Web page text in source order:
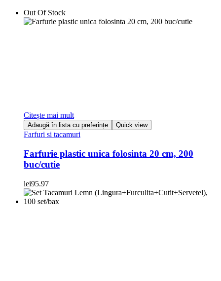
Out Of Stock
Citește mai mult
Adaugă în lista cu preferințe Quick view
Farfuri si tacamuri
Farfurie plastic unica folosinta 20 cm, 200
buc/cutie
lei95.97